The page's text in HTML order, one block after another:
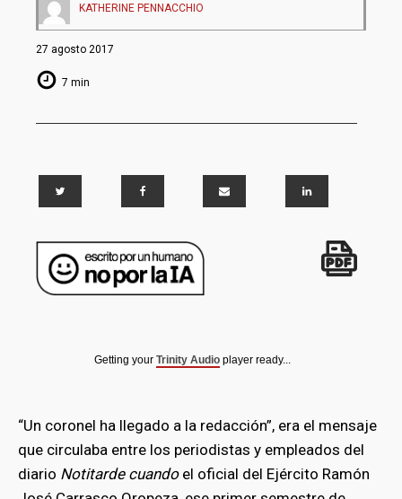
KATHERINE PENNACCHIO
27 agosto 2017
7 min
Getting your Trinity Audio player ready...
“Un coronel ha llegado a la redacción”, era el mensaje
que circulaba entre los periodistas y empleados del
diario Notitarde cuandoel oficial del Ejército Ramón